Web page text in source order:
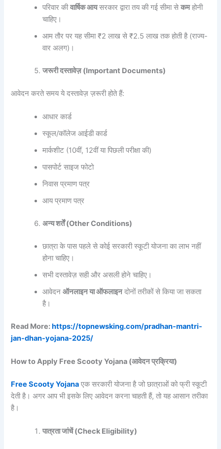
परिवार कीवार्षिक आयसरकार द्वारा तय की गई सीमा सेकमहोनी
चाहिए।
आम तौर पर यह सीमा ₹2 लाख से ₹2.5 लाख तक होती है (राज्य-
वार अलग)।
जरूरी दस्तावेज़ (Important Documents)
आवेदन करते समय ये दस्तावेज़ ज़रूरी होते हैं:
आधार कार्ड
स्कूल/कॉलेज आईडी कार्ड
मार्कशीट (10वीं, 12वीं या पिछली परीक्षा की)
पासपोर्ट साइज फोटो
निवास प्रमाण पत्र
आय प्रमाण पत्र
अन्य शर्तें (Other Conditions)
छात्रा के पास पहले से कोई सरकारी स्कूटी योजना का लाभ नहीं
होना चाहिए।
सभी दस्तावेज़ सही और असली होने चाहिए।
आवेदनऑनलाइन या ऑफलाइनदोनों तरीकों से किया जा सकता
है।
Read More:https://topnewsking.com/pradhan-mantri-
jan-dhan-yojana-2025/
How to Apply Free Scooty Yojana (आवेदन प्रक्रिया)
Free Scooty Yojana एक सरकारी योजना है जो छात्राओं को फ्री स्कूटी
देती है। अगर आप भी इसके लिए आवेदन करना चाहती हैं, तो यह आसान तरीका
है।
पात्रता जांचें (Check Eligibility)